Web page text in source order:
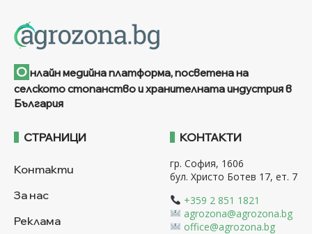
О нлайн медийна платформа, посветена на
селското стопанство и хранителната индустрия в
България
СТРАНИЦИ
Контакти
За нас
Реклама
КОНТАКТИ
гр. София, 1606
бул. Христо Ботев 17, ет. 7
+359 2 851 1821
agrozona@agrozona.bg
office@agrozona.bg